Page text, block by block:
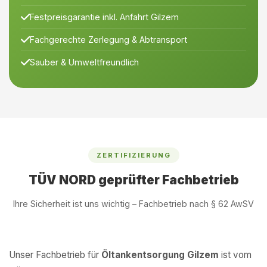
Festpreisgarantie inkl. Anfahrt Gilzem
Fachgerechte Zerlegung & Abtransport
Sauber & Umweltfreundlich
ZERTIFIZIERUNG
TÜV NORD geprüfter Fachbetrieb
Ihre Sicherheit ist uns wichtig – Fachbetrieb nach § 62 AwSV
Unser Fachbetrieb für Öltankentsorgung Gilzem ist vom